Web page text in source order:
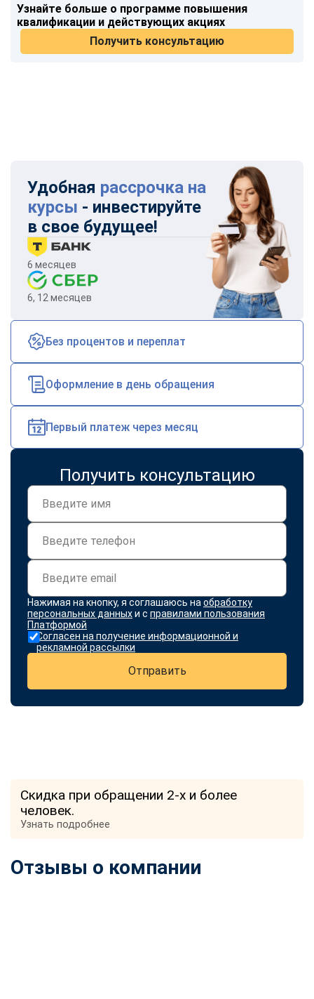
Узнайте больше о программе повышения
квалификации и действующих акциях
Получить консультацию
Удобная рассрочка на
курсы - инвестируйте
в свое будущее!
6 месяцев
6, 12 месяцев
Без процентов и переплат
Оформление в день обращения
Первый платеж через месяц
Получить консультацию
Нажимая на кнопку, я соглашаюсь на обработку
персональных данныхи с правилами пользования
Платформой
Согласен на получение информационной и
рекламной рассылки
Отправить
Скидка при обращении 2-х и более
человек.
Узнать подробнее
Отзывы о компании